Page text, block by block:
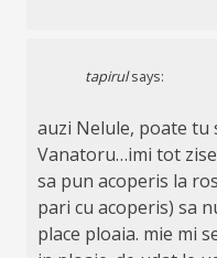
tapirul says:
auzi Nelule, poate tu
Vanatoru…imi tot
sa pun acoperis la
pari cu acoperis) sa
place ploaia. mie mi